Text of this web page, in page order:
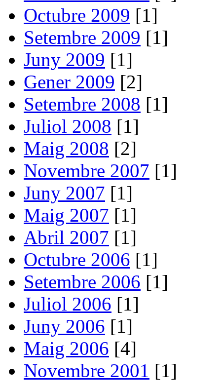
Octubre 2009 [1]
Setembre 2009 [1]
Juny 2009 [1]
Gener 2009 [2]
Setembre 2008 [1]
Juliol 2008 [1]
Maig 2008 [2]
Novembre 2007 [1]
Juny 2007 [1]
Maig 2007 [1]
Abril 2007 [1]
Octubre 2006 [1]
Setembre 2006 [1]
Juliol 2006 [1]
Juny 2006 [1]
Maig 2006 [4]
Novembre 2001 [1]